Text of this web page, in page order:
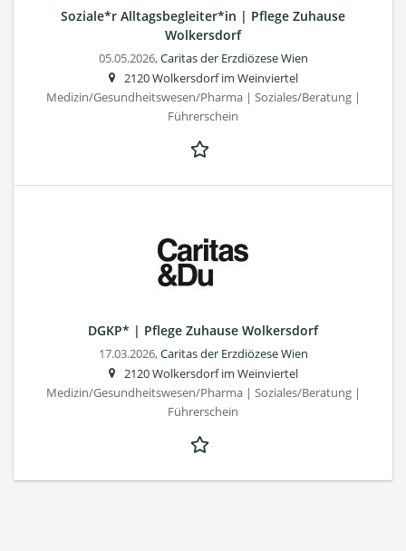
Soziale*r Alltagsbegleiter*in | Pflege Zuhause
Wolkersdorf
05.05.2026,Caritas der Erzdiözese Wien
2120 Wolkersdorf im Weinviertel
Medizin/Gesundheitswesen/Pharma | Soziales/Beratung |
Führerschein
DGKP* | Pflege Zuhause Wolkersdorf
17.03.2026,Caritas der Erzdiözese Wien
2120 Wolkersdorf im Weinviertel
Medizin/Gesundheitswesen/Pharma | Soziales/Beratung |
Führerschein